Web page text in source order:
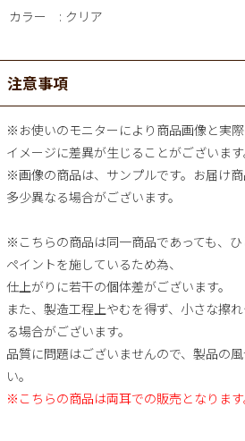
カラー クリア
注意事項
※お使いのモニターにより商品画像と実際
イメージに差異が生じることがございます
※画像の商品は、サンプルです。お届け
多少異なる場合がございます。
※こちらの商品は同一商品であっても、
ペイントを施しているため為、
仕上がりに若干の個体差がございます。
また、製造工程上やむを得ず、小さな擦
る場合がございます。
品質に問題はございませんので、製品の
い。
※こちらの商品は両耳での販売となります